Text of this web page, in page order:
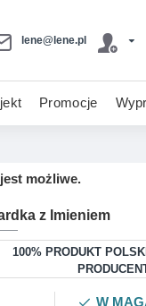
lene@lene.pl
Promocje
możliwe.
z Imieniem
100% PRODUKT POLSKI
W